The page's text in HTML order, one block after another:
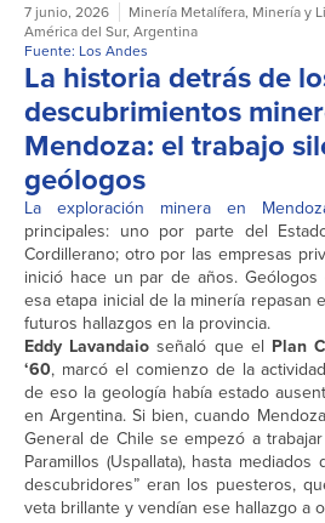
7 junio, 2026 Minería Metalífera, Minería y
América del Sur, Argentina
Fuente: Los Andes
La historia detrás de
descubrimientos
Mendoza: el trabajo
geólogos
La exploración minera en
principales: uno por parte del
Cordillerano; otro por las empresas
inició hace un par de años.
esa etapa inicial de la minería repasan
futuros hallazgos en la provincia.
Eddy Lavandaio señaló que el Plan
‘60, marcó el comienzo de la
de eso la geología había estado
en Argentina. Si bien, cuando
General de Chile se empezó a
Paramillos (Uspallata), hasta
descubridores” eran los puesteros,
veta brillante y vendían ese hallazgo a